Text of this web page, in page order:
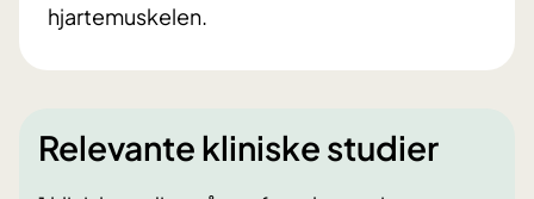
hjartemuskelen.
Relevante kliniske studier